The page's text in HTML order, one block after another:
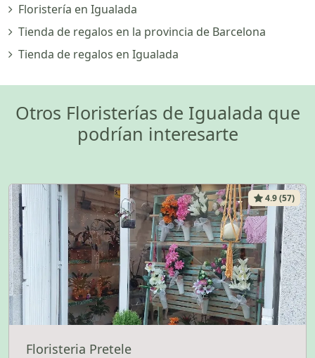
Floristería en Igualada
Tienda de regalos en la provincia de Barcelona
Tienda de regalos en Igualada
Otros Floristerías de Igualada que
podrían interesarte
4.9 (57)
Floristeria Pretele